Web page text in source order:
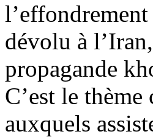
dévolu à
propagande
C’est le
auxquels